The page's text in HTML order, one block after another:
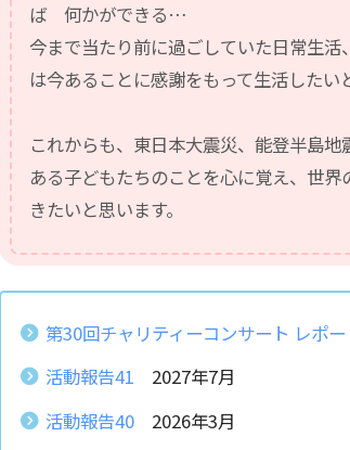
ば 何かができる…
今まで当たり前に過ごしていた日常生
は今あることに感謝をもって生活したい
これからも、東日本大震災、能登半島
ある子どもたちのことを心に覚え、世
きたいと思います。
第30回チャリティーコンサート レポー
活動報告41 2027年7月
活動報告40 2026年3月